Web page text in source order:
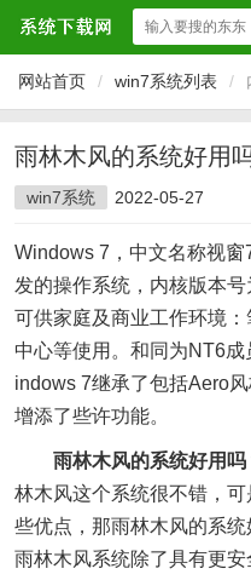
网站首页 / win7系统列表 /
雨林木风的系统好用
win7系统 2022-05-27
Windows 7，中文名称视
发的操作系统，内核版本
可供家庭及商业工作环境
中心等使用。和同为NT6
indows 7继承了包括Aero
增添了些许功能。
雨林木风的系统好用吗
林木风这个系统很不错，
些优点，那雨林木风的系
雨林木风系统除了具有更安